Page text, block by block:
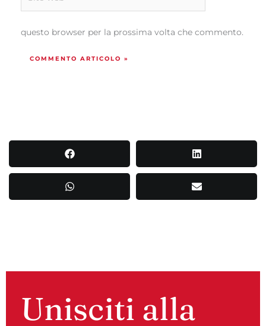
web
questo browser per la prossima volta che commento.
Unisciti alla